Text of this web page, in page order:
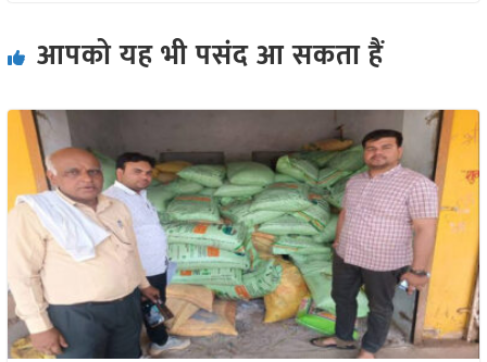
आपको यह भी पसंद आ सकता हैं